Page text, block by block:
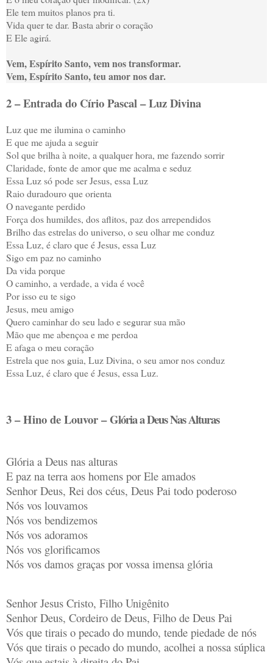
Ele tem muitos planos pra ti.
Vida quer te dar. Basta abrir o coração
E Ele agirá.
Vem, Espírito Santo, vem nos transformar.
Vem, Espírito Santo, teu amor nos dar.
2 – Entrada do Círio Pascal – Luz Divina
Luz que me ilumina o caminho
E que me ajuda a seguir
Sol que brilha à noite, a qualquer hora, me fazendo sorrir
Claridade, fonte de amor que me acalma e seduz
Essa Luz só pode ser Jesus, essa Luz
Raio duradouro que orienta
O navegante perdido
Força dos humildes, dos aflitos, paz dos arrependidos
Brilho das estrelas do universo, o seu olhar me conduz
Essa Luz, é claro que é Jesus, essa Luz
Sigo em paz no caminho
Da vida porque
O caminho, a verdade, a vida é você
Por isso eu te sigo
Jesus, meu amigo
Quero caminhar do seu lado e segurar sua mão
Mão que me abençoa e me perdoa
E afaga o meu coração
Estrela que nos guia, Luz Divina, o seu amor nos conduz
Essa Luz, é claro que é Jesus, essa Luz.
3 – Hino de Louvor –Glória a Deus Nas Alturas
Glória a Deus nas alturas
E paz na terra aos homens por Ele amados
Senhor Deus, Rei dos céus, Deus Pai todo poderoso
Nós vos louvamos
Nós vos bendizemos
Nós vos adoramos
Nós vos glorificamos
Nós vos damos graças por vossa imensa glória
Senhor Jesus Cristo, Filho Unigênito
Senhor Deus, Cordeiro de Deus, Filho de Deus Pai
Vós que tirais o pecado do mundo, tende piedade de nós
Vós que tirais o pecado do mundo, acolhei a nossa súplica